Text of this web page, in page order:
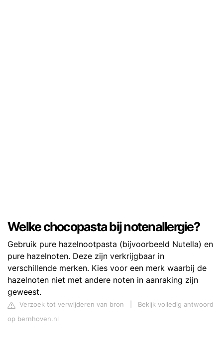
Welke chocopasta bij notenallergie?
Gebruik pure hazelnootpasta (bijvoorbeeld Nutella) en
pure hazelnoten. Deze zijn verkrijgbaar in
verschillende merken. Kies voor een merk waarbij de
hazelnoten niet met andere noten in aanraking zijn
geweest.
Verzoek tot verwijderen van bron
Bekijk volledig antwoord
op bernhoven.nl